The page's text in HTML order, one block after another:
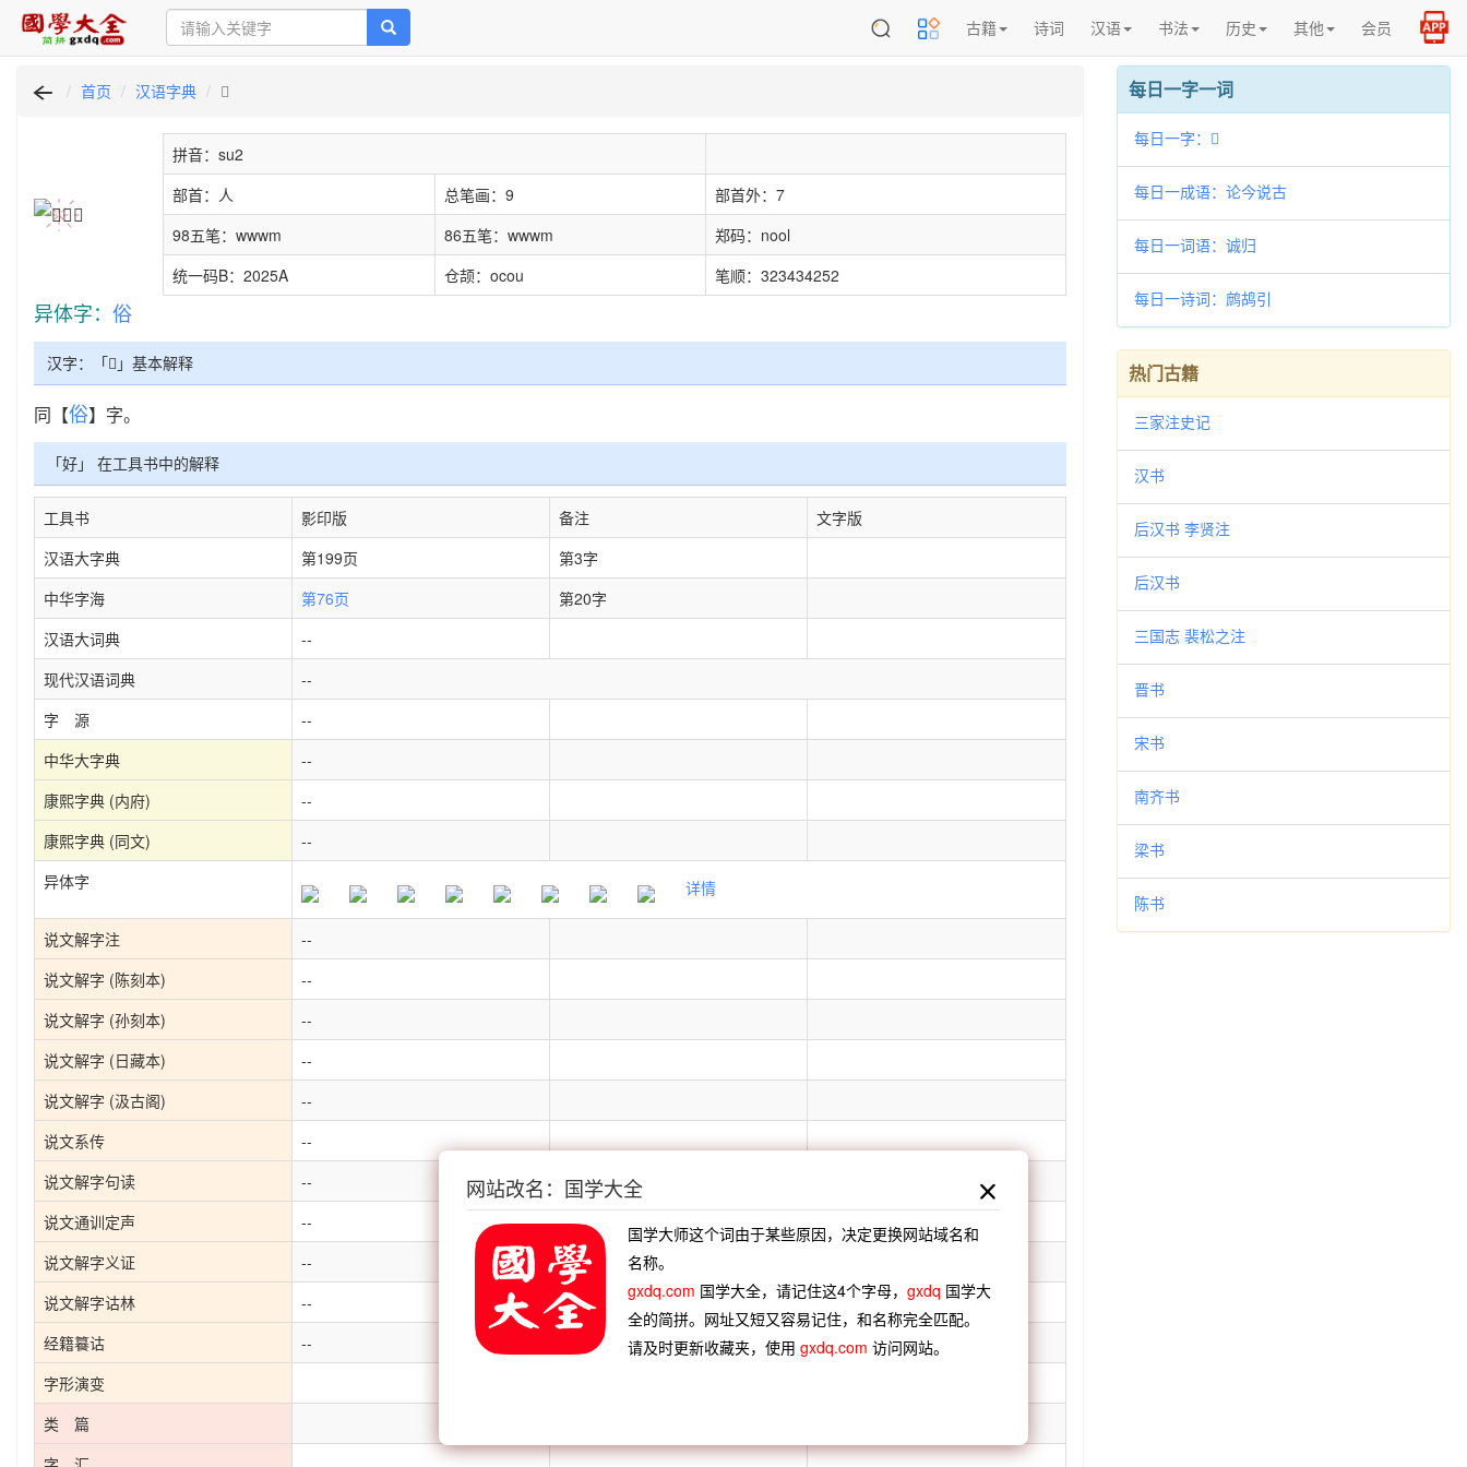
古籍 诗词 汉语 书法 历史 其他 会员
首页 汉语字典 𠉚
拼音：su2
部首：人
总笔画：9
部首外：7
98五笔：wwwm
86五笔：wwwm
郑码：nool
统一码B：2025A
仓颉：ocou 笔顺：323434252
异体字： 俗
汉字：「𠉚」基本解释
同【俗】字。
「好」 在工具书中的解释
工具书 影印版 备注
文字版
汉语大字典
第199页
第3字
中华字海
第76页
第20字
汉语大词典
--
现代汉语词典
--
字 源
--
中华大字典
--
康熙字典 (内府)
--
康熙字典 (同文)
--
异体字
详情
说文解字注
--
说文解字 (陈刻本)
--
说文解字 (孙刻本)
--
说文解字 (日藏本)
--
说文解字 (汲古阁)
--
说文系传
--
说文解字句读
--
说文通训定声
--
说文解字义证
--
说文解字诂林
--
经籍籑诂
--
字形演变
类 篇
每日一字一词
每日一字：𡷋
每日一成语：论今说古
每日一词语：诚归
每日一诗词：鹧鸪引
热门古籍
三家注史记
汉书
后汉书 李贤注
后汉书
三国志 裴松之注
晋书
宋书
南齐书
梁书
陈书
网站改名：国学大全
国学大师这个词由于某些原因，决定更换网站域名和
名称。
gxdq.com 国学大全，请记住这4个字母， gxdq 国学大
全的简拼。网址又短又容易记住，和名称完全匹配。
请及时更新收藏夹，使用 gxdq.com 访问网站。